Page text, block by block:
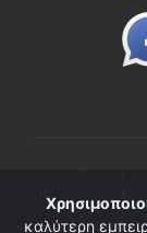
καλύτερη